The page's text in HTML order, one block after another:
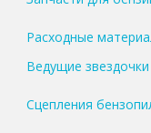
Расходные
Ведущие
Сцепления